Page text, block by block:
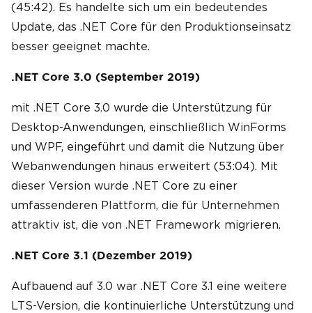
(45:42). Es handelte sich um ein bedeutendes
Update, das .NET Core für den Produktionseinsatz
besser geeignet machte.
.NET Core 3.0 (September 2019)
mit .NET Core 3.0 wurde die Unterstützung für
Desktop-Anwendungen, einschließlich WinForms
und WPF, eingeführt und damit die Nutzung über
Webanwendungen hinaus erweitert (53:04). Mit
dieser Version wurde .NET Core zu einer
umfassenderen Plattform, die für Unternehmen
attraktiv ist, die von .NET Framework migrieren.
.NET Core 3.1 (Dezember 2019)
Aufbauend auf 3.0 war .NET Core 3.1 eine weitere
LTS-Version, die kontinuierliche Unterstützung und